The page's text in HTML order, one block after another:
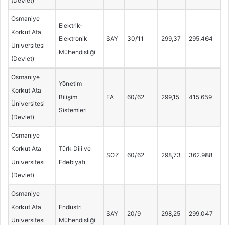
Osmaniye
Korkut Ata
Üniversitesi
(Devlet)
Elektrik-
Elektronik
Mühendisliği
SAY 30/11 299,37 295.464
Osmaniye
Korkut Ata
Üniversitesi
(Devlet)
Yönetim
Bilişim
Sistemleri
EA 60/62 299,15 415.659
Osmaniye
Korkut Ata
Üniversitesi
(Devlet)
Türk Dili ve
Edebiyatı
SÖZ 60/62 298,73 362.988
Osmaniye
Korkut Ata
Üniversitesi
Endüstri
Mühendisliği
SAY 20/9 298,25 299.047